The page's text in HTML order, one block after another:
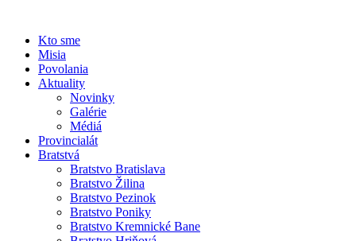
Kto sme
Misia
Povolania
Aktuality
Novinky
Galérie
Médiá
Provincialát
Bratstvá
Bratstvo Bratislava
Bratstvo Žilina
Bratstvo Pezinok
Bratstvo Poniky
Bratstvo Kremnické Bane